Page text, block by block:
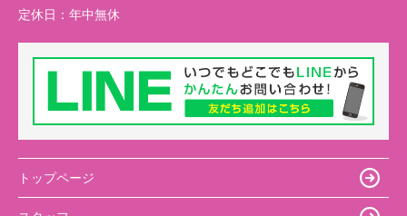
定休日： 年中無休
トップページ